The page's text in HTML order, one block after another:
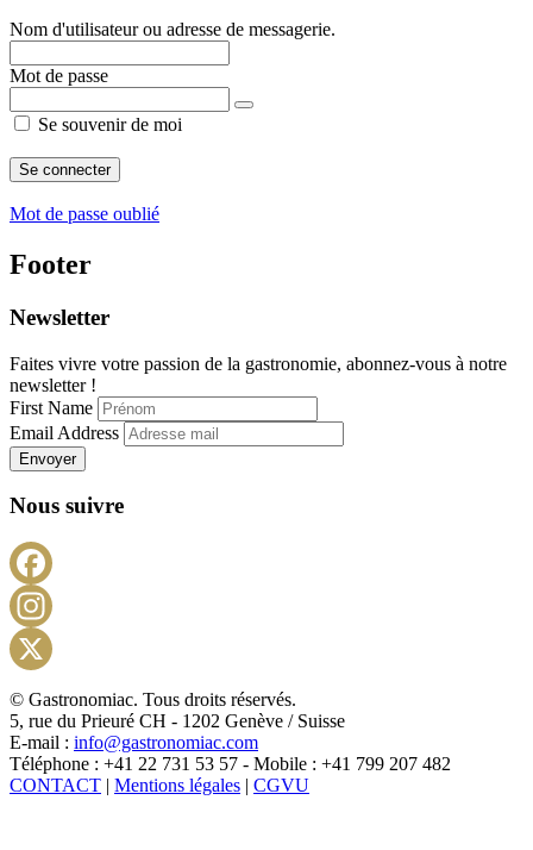
Nom d'utilisateur ou adresse de messagerie.
Mot de passe
Se souvenir de moi
Mot de passe oublié
Footer
Newsletter
Faites vivre votre passion de la gastronomie, abonnez-vous à notre
newsletter !
First Name
Email Address
Envoyer
Nous suivre
X
© Gastronomiac. Tous droits réservés.
5, rue du Prieuré CH - 1202 Genève / Suisse
E-mail : info@gastronomiac.com
Téléphone : +41 22 731 53 57 - Mobile : +41 799 207 482
CONTACT | Mentions légales | CGVU